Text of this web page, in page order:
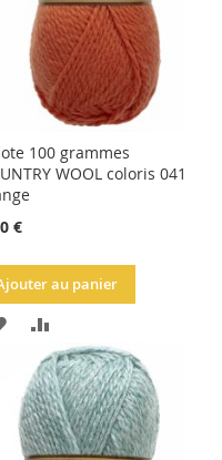
100 grammes
WOOL coloris 041
€
au panier
AJOUTER
LA
LISTE
AU
COMPARATEUR